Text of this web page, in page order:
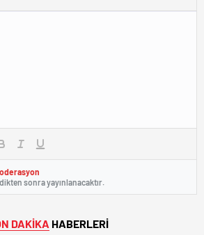
sonra yayınlanacaktır.
DAKİKA HABERLERİ